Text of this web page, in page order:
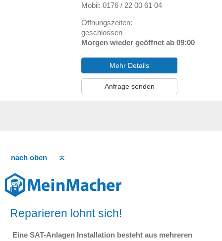
Mobil: 0176 / 22 00 61 04
Öffnungszeiten:
geschlossen
Morgen wieder geöffnet ab 09:00
Mehr Details
Anfrage senden
nach oben
Reparieren lohnt sich!
Eine SAT-Anlagen Installation besteht aus mehreren